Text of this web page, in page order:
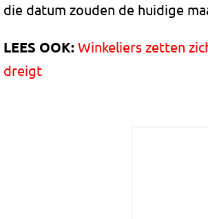
die datum zouden de huidige
LEES OOK: Winkeliers zetten
dreigt